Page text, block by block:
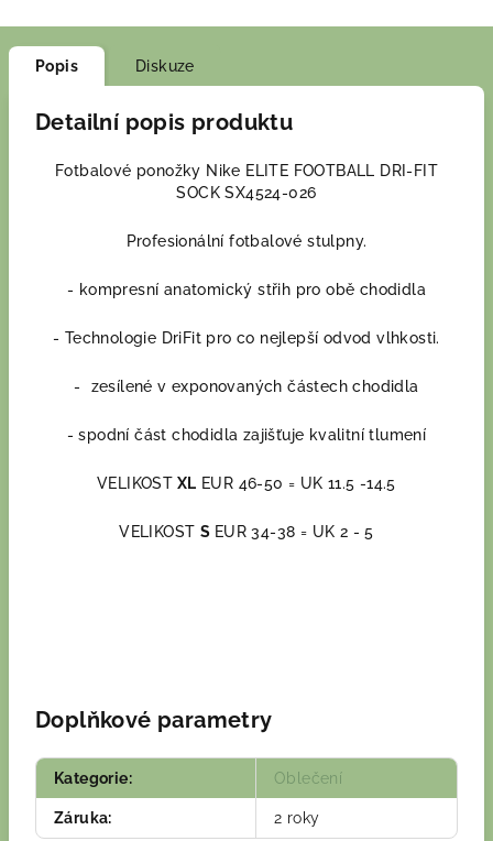
Popis Diskuze
Detailní popis produktu
Fotbalové ponožky Nike ELITE FOOTBALL DRI-FIT
SOCK SX4524-026
Profesionální fotbalové stulpny.
- kompresní anatomický střih pro obě chodidla
- Technologie DriFit pro co nejlepší odvod vlhkosti.
- zesílené v exponovaných částech chodidla
- spodní část chodidla zajišťuje kvalitní tlumení
VELIKOST XL EUR 46-50 = UK 11.5 -14.5
VELIKOST S EUR 34-38 = UK 2 - 5
Doplňkové parametry
Kategorie: Oblečení
Záruka: 2 roky